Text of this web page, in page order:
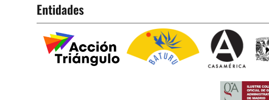
Entidades